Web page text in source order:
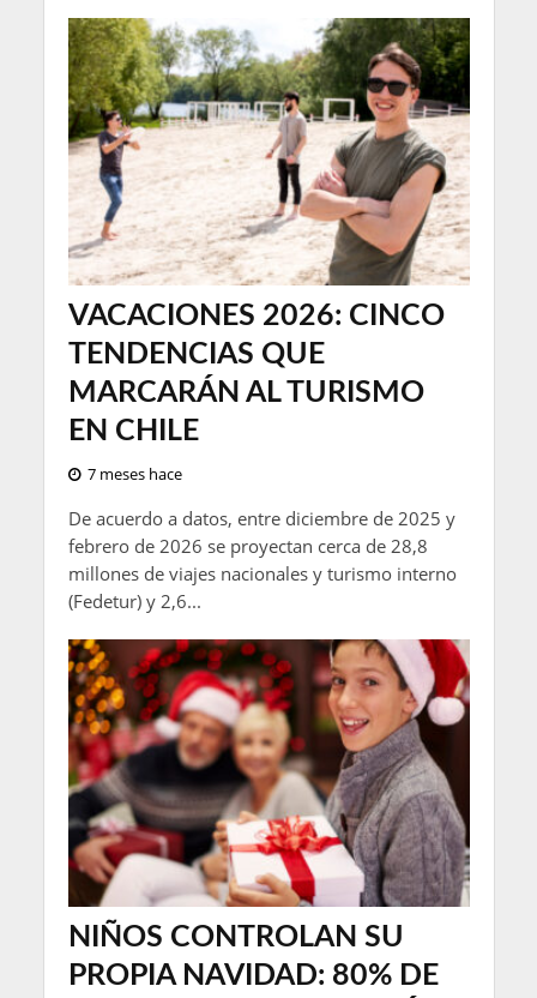
VACACIONES 2026: CINCO
TENDENCIAS QUE
MARCARÁN AL TURISMO
EN CHILE
7 meses hace
De acuerdo a datos, entre diciembre de 2025 y
febrero de 2026 se proyectan cerca de 28,8
millones de viajes nacionales y turismo interno
(Fedetur) y 2,6...
NIÑOS CONTROLAN SU
PROPIA NAVIDAD: 80% DE